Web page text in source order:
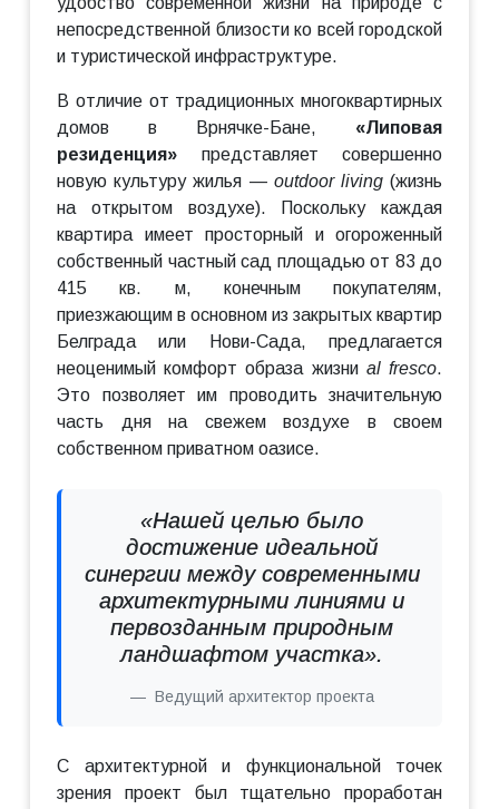
непосредственной близости ко всей городской
и туристической инфраструктуре.
В отличие от традиционных многоквартирных
домов в Врнячке-Бане, «Липовая
резиденция» представляет совершенно
новую культуру жилья — outdoor living(жизнь
на открытом воздухе). Поскольку каждая
квартира имеет просторный и огороженный
собственный частный сад площадью от 83 до
415 кв. м, конечным покупателям,
приезжающим в основном из закрытых квартир
Белграда или Нови-Сада, предлагается
неоценимый комфорт образа жизни al fresco.
Это позволяет им проводить значительную
часть дня на свежем воздухе в своем
собственном приватном оазисе.
«Нашей целью было
достижение идеальной
синергии между современными
архитектурными линиями и
первозданным природным
ландшафтом участка».
Ведущий архитектор проекта
С архитектурной и функциональной точек
зрения проект был тщательно проработан